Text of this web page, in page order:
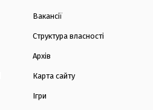
Вакансії
Структура власності
Архів
Карта сайту
Ігри